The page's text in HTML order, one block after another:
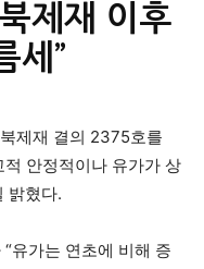
제재 이후
세”
제재 결의 2375호를
안정적이나 유가가 상
밝혔다.
유가는 연초에 비해 증